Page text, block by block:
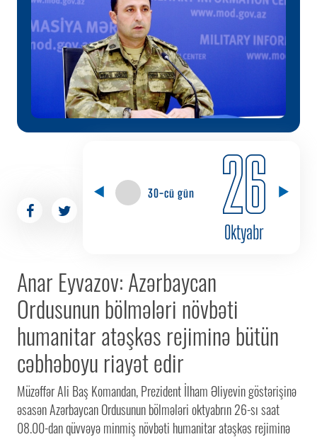
30-cü gün 26
Oktyabr
Anar Eyvazov: Azərbaycan
Ordusunun bölmələri növbəti
humanitar atəşkəs rejiminə bütün
cəbhəboyu riayət edir
Müzəffər Ali Baş Komandan, Prezident İlham Əliyevin göstərişinə
əsasən Azərbaycan Ordusunun bölmələri oktyabrın 26-sı saat
08.00-dan qüvvəyə minmiş növbəti humanitar atəşkəs rejiminə